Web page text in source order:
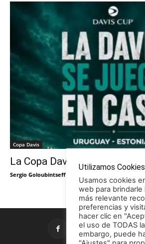
Copa Davis
La Copa Davis vuelve al
Sergio Goloubintseff
Utilizamos Cookies
Usamos cookies
web para brindarle
más relevante
preferencias y
hacer clic en
el uso de TODAS
embargo, puede